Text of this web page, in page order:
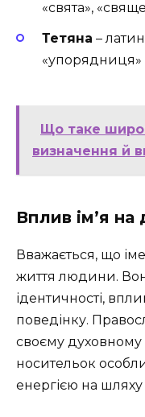
«свята»,
Тетяна –
«упорядниця»
Що таке
визначення й
Вплив ім’я
Вважається, що
життя людини.
ідентичності,
поведінку.
своєму духовному
носительок
енергією на